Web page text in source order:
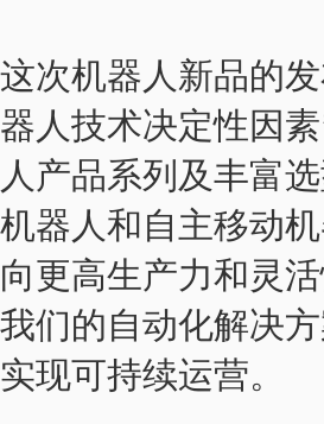
这次机器人新品的
器人技术决定性因
人产品系列及丰富
机器人和自主移动
向更高生产力和灵
我们的自动化解决
实现可持续运营。